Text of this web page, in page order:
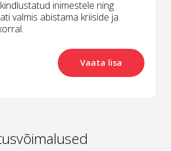
inimestele ning
valmis abistama kriiside ja
Vaata lisa